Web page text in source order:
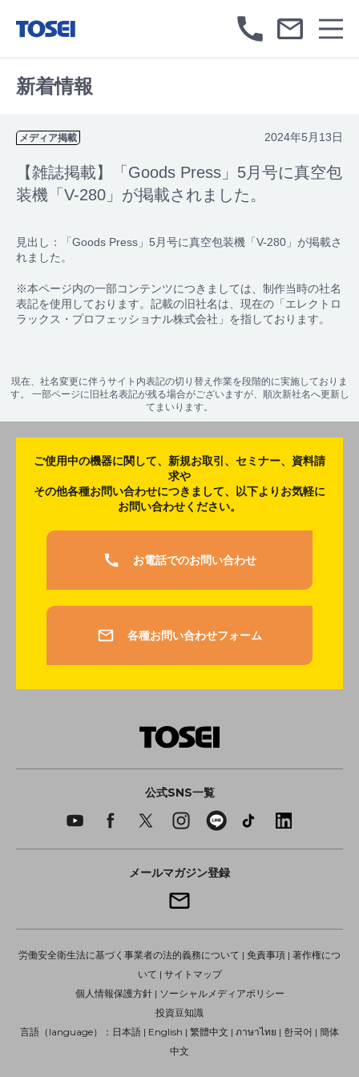
新着情報
メディア掲載 2024年5月13日
【雑誌掲載】「Goods Press」5月号に真空包
装機「V-280」が掲載されました。
見出し：「Goods Press」5月号に真空包装機「V-280」が掲載さ
れました。
※本ページ内の一部コンテンツにつきましては、制作当時の社名
表記を使用しております。記載の旧社名は、現在の「エレクトロ
ラックス・プロフェッショナル株式会社」を指しております。
現在、社名変更に伴うサイト内表記の切り替え作業を段階的に実施しておりま
す。 一部ページに旧社名表記が残る場合がございますが、順次新社名へ更新し
てまいります。
ご使用中の機器に関して、新規お取引、セミナー、資料請
求や
その他各種お問い合わせにつきまして、以下よりお気軽に
お問い合わせください。
お電話でのお問い合わせ
各種お問い合わせフォーム
公式SNS一覧
メールマガジン登録
労働安全衛生法に基づく事業者の法的義務について | 免責事項 | 著作権につ
いて | サイトマップ
個人情報保護方針| ソーシャルメディアポリシー
投資豆知識
言語（language）： 日本語 | English | 繁體中文 | ภาษาไทย | 한국어 | 簡体
中文